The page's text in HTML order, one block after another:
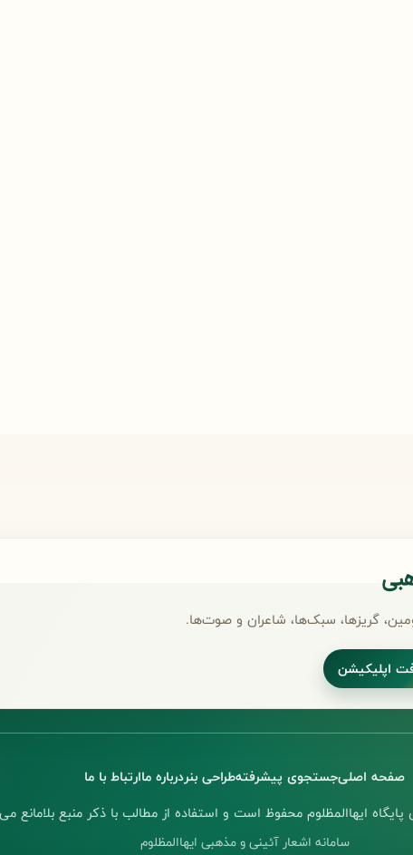
گریزها، سبک‌ها، شاعران و صوت‌ها.
اپلیکیشن
صفحه اصلیجستجوی پیشرفتهطراحی بنردرباره ماارتباط با ما
ایهاالمظلوم محفوظ است و استفاده از مطالب با ذکر منبع بلامانع
سامانه اشعار آئینی و مذهبی ایهاالمظلوم